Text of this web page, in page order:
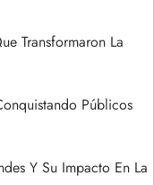
Transformaron La
Públicos
Y Su Impacto En La